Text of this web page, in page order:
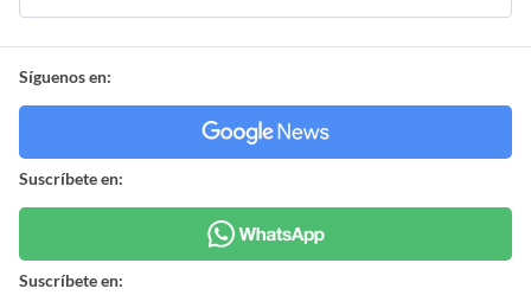
Síguenos en:
Suscríbete en:
Suscríbete en: